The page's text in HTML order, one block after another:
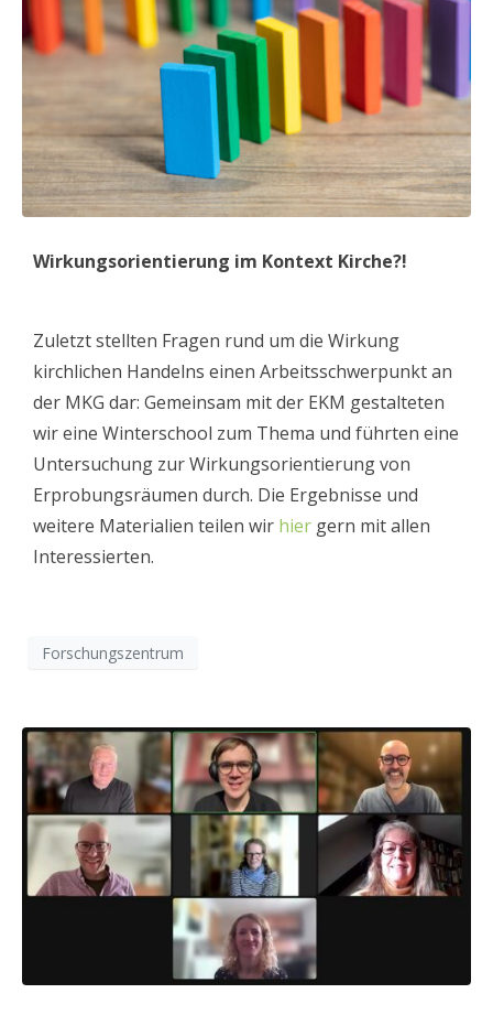
Wirkungsorientierung im Kontext Kirche?!
Zuletzt stellten Fragen rund um die Wirkung
kirchlichen Handelns einen Arbeitsschwerpunkt an
der MKG dar: Gemeinsam mit der EKM gestalteten
wir eine Winterschool zum Thema und führten eine
Untersuchung zur Wirkungsorientierung von
Erprobungsräumen durch. Die Ergebnisse und
weitere Materialien teilen wir hier gern mit allen
Interessierten.
Forschungszentrum